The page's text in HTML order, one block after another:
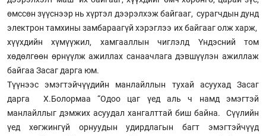
өмссөн зүүснээр нь хүртэл дээрэлхэж байгааг, сурагчдын дунд
электрон тамхины замбараагүй хэрэглээ их байгааг олж харж,
хүүхдийн хүмүүжил, хамгааллын чиглэлд Үндэсний том
хөдөлгөөн өрнүүлж ажиллах санаачлага дэвшүүлэн ажиллаж
байгаа Засаг дарга юм.
Түүнээс эмэгтэйчүүдийн манлайллын тухай асуухад Засаг
дарга Х.Болормаа “Одоо цаг үед аль ч намд эмэгтэй
манлайллыг дэмжих асуудал хангалттай биш байна. Сүүлийн
үед хөгжингүй орнуудын удирдлагын багт эмэгтэйчүүд